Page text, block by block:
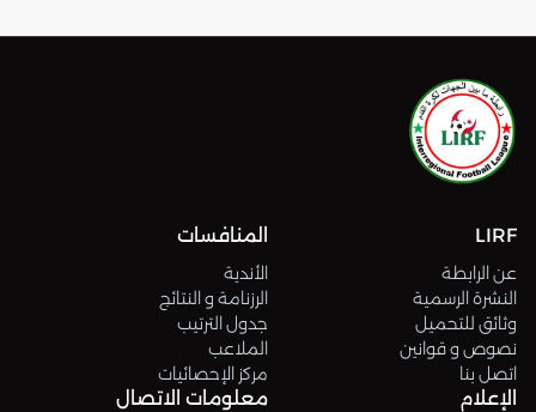
LIRF
عن الرابطة
النشرة الرسمية
وثائق للتحميل
نصوص و قوانين
اتصل بنا
المنافسات
الأندية
الرزنامة و النتائج
جدول الترتيب
الملاعب
مركز الإحصائيات
الإعلام معلومات الاتصال